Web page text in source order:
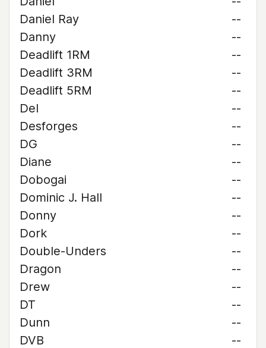
Daniel Ray
--
Danny
--
Deadlift 1RM
--
Deadlift 3RM
--
Deadlift 5RM
--
Del
--
Desforges
--
DG
--
Diane
--
Dobogai
--
Dominic J. Hall
--
Donny
--
Dork
--
Double-Unders
--
Dragon
--
Drew
--
DT
--
Dunn
--
DVB
--